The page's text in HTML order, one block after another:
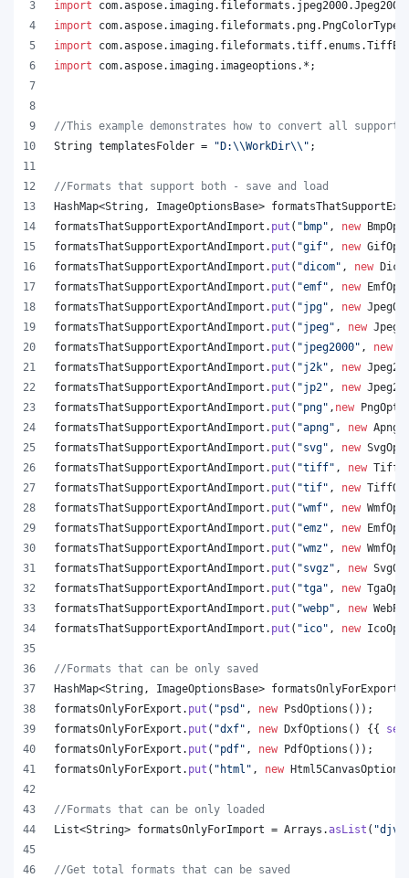
import com.aspose. imaging. fileformats . jpeg2000.
import
com.aspose. imaging. fileformats . png. PngColorType
import
com.aspose. imaging. fileformats .tiff.enums .
import
com.aspose. imaging. imageoptions .*;
//This example demonstrates how to convert all
String templatesFolder = "D:\\WorkDir\\ " ;
//Formats that support both - save and load
HashMap<String , ImageOptionsBase>
formatsThatSupportExportAndImport . put ( "bmp" , new
formatsThatSupportExportAndImport . put ( "gif" , new
formatsThatSupportExportAndImport . put ( "dicom" , new
formatsThatSupportExportAndImport . put ( "emf" , new
formatsThatSupportExportAndImport . put ( "jpg" , new
formatsThatSupportExportAndImport . put ( "jpeg" , new
formatsThatSupportExportAndImport . put ( "jpeg2000" , new
formatsThatSupportExportAndImport . put ( "j2k" , new
formatsThatSupportExportAndImport . put ( "jp2" , new
formatsThatSupportExportAndImport . put ( "png" , new
formatsThatSupportExportAndImport . put ( "apng" , new
formatsThatSupportExportAndImport . put ( "svg" , new
formatsThatSupportExportAndImport . put ( "tiff" , new
formatsThatSupportExportAndImport . put ( "tif" , new
formatsThatSupportExportAndImport . put ( "wmf" , new
formatsThatSupportExportAndImport . put ( "emz" , new
formatsThatSupportExportAndImport . put ( "wmz" , new
formatsThatSupportExportAndImport . put ( "svgz" , new
formatsThatSupportExportAndImport . put ( "tga" , new
formatsThatSupportExportAndImport . put ( "webp" , new
formatsThatSupportExportAndImport . put ( "ico" , new
//Formats that can be only saved
HashMap<String , ImageOptionsBase> formatsOnlyForExport
formatsOnlyForExport . put ( "psd" , new PsdOptions ());
formatsOnlyForExport . put ( "dxf" , new DxfOptions () {{
formatsOnlyForExport . put ( "pdf" , new PdfOptions ());
formatsOnlyForExport . put ( "html" , new Html5CanvasOptions
//Formats that can be only loaded
List<String> formatsOnlyForImport = Arrays .asList (
//Get total formats that can be saved